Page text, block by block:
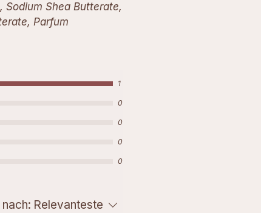
Sodium Shea Butterate,
Parfum
1
0
0
0
0
Relevanteste